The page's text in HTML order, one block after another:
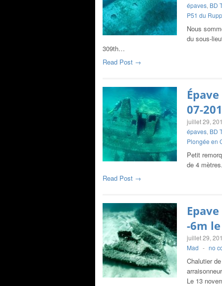
épaves, BD
P51 du
Nous
du sous-
309th…
Read Post →
07-
juillet 29,
épaves, BD
Plongée en
Petit
de 4
Read Post →
-6m
juillet 29,
Mad - no
Chalutier
Le 13